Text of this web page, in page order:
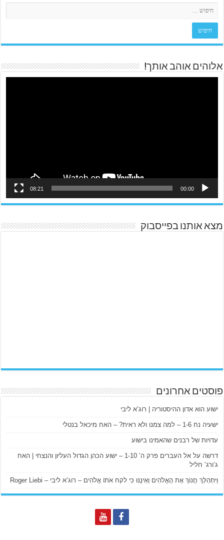
אלוהים אוהב אותך!
00:00
08:21
מצא אותנו בפייסבוק
פוסטים אחרונים
ישוע הוא אדון ההיסטוריה | רוג’א ליבי
ישעיה נח 1-6 – למה צמנו ולא ראית? – האח מיכאל בנטלי
עדויות של רבנים שהאמינו בישוע
דרשה על אל העברים פרק ה’ 1-10 – ישוע הכהן הגדול העליון והנצחי | האח
ג’ורג’ חליל
וַיִּתְהַלֵּךְ חֲנוֹךְ אֶת הָאֱלֹהִים וְאֵינֶנּוּ כִּי לקח אֹתוֹ אֱלֹהִים – רוג’א ליבי – Roger Liebi